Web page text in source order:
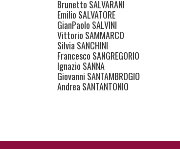
Brunetto SALVARANI
Emilio SALVATORE
GianPaolo SALVINI
Vittorio SAMMARCO
Silvia SANCHINI
Francesco SANGREGORIO
Ignazio SANNA
Giovanni SANTAMBROGIO
Andrea SANTANTONIO